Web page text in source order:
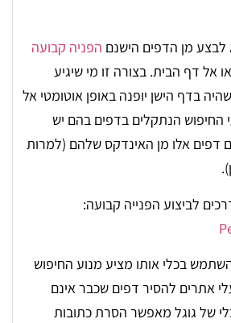
מן הדפים הישנם הפניה קבועה
אל דף הבית. בצורה זו מי שיגיע
בדף הישן יופנה באופן אוטומטי אל
החיפוש הנתקלים בדפים בהם יש
דפים אלו מן האינדקס שלהם (למרות
לביצוע הפנייה קבועה:
בכלי אותו מציע מנוע החיפוש
אתרים להסיר דפים שכבר אינם
של גוגל מאפשר הסרת כתובות